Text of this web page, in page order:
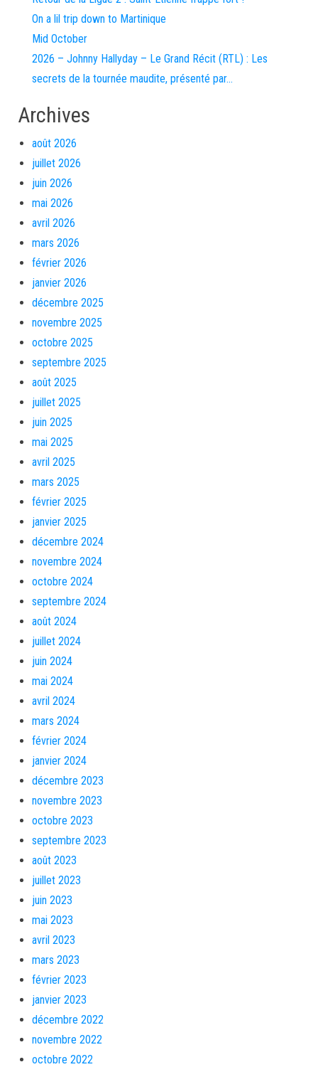
On a lil trip down to Martinique
Mid October
2026 – Johnny Hallyday – Le Grand Récit (RTL) : Les
secrets de la tournée maudite, présenté par…
Archives
août 2026
juillet 2026
juin 2026
mai 2026
avril 2026
mars 2026
février 2026
janvier 2026
décembre 2025
novembre 2025
octobre 2025
septembre 2025
août 2025
juillet 2025
juin 2025
mai 2025
avril 2025
mars 2025
février 2025
janvier 2025
décembre 2024
novembre 2024
octobre 2024
septembre 2024
août 2024
juillet 2024
juin 2024
mai 2024
avril 2024
mars 2024
février 2024
janvier 2024
décembre 2023
novembre 2023
octobre 2023
septembre 2023
août 2023
juillet 2023
juin 2023
mai 2023
avril 2023
mars 2023
février 2023
janvier 2023
décembre 2022
novembre 2022
octobre 2022